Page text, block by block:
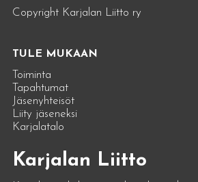
Copyright Karjalan Liitto ry
TULE MUKAAN
Toiminta
Tapahtumat
Jäsenyhteisöt
Liity jäseneksi
Karjalatalo
Karjalan Liitto